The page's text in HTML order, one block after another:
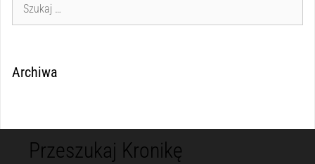
Archiwa
Przeszukaj Kronikę